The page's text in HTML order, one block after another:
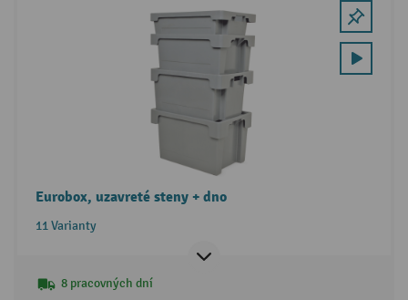
Eurobox, uzavreté steny + dno
11 Varianty
8 pracovných dní